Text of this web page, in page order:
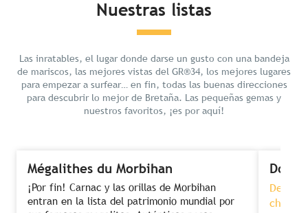
Nuestras listas
Las inratables, el lugar donde darse un gusto con una bandeja
de mariscos, las mejores vistas del GR®34, los mejores lugares
para empezar a surfear… en fin, todas las buenas direcciones
para descubrir lo mejor de Bretaña. Las pequeñas gemas y
nuestros favoritos, ¡es por aquí!
Mégalithes du Morbihan
¡Por fin! Carnac y las orillas de Morbihan
entran en la lista del patrimonio mundial por
chef